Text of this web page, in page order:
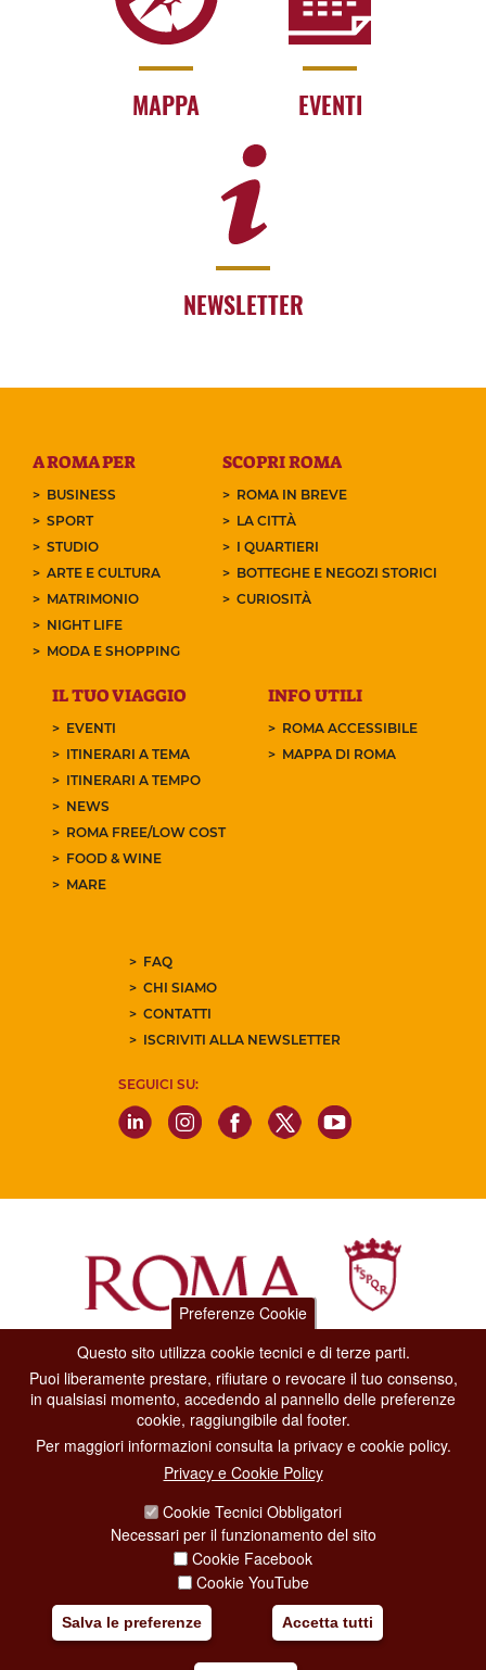
MAPPA EVENTI
NEWSLETTER
A ROMA PER
BUSINESS
SPORT
STUDIO
ARTE E CULTURA
MATRIMONIO
NIGHT LIFE
MODA E SHOPPING
SCOPRI ROMA
ROMA IN BREVE
LA CITTÀ
I QUARTIERI
BOTTEGHE E NEGOZI STORICI
CURIOSITÀ
IL TUO VIAGGIO
EVENTI
ITINERARI A TEMA
ITINERARI A TEMPO
NEWS
ROMA FREE/LOW COST
FOOD & WINE
MARE
INFO UTILI
ROMA ACCESSIBILE
MAPPA DI ROMA
FAQ
CHI SIAMO
CONTATTI
ISCRIVITI ALLA NEWSLETTER
SEGUICI SU:
Dipartimento Grandi Eventi, Sport, Turismo e Moda.
Via di San Basilio, 51
00187 Roma
CONTACT CENTER TEL. 06 06 08
CONTATTA LA REDAZIONE
SOCIAL MEDIA POLICY
Preferenze Cookie
Questo sito utilizza cookie tecnici e di terze parti.
Puoi liberamente prestare, rifiutare o revocare il tuo consenso,
in qualsiasi momento, accedendo al pannello delle preferenze
cookie, raggiungibile dal footer.
Per maggiori informazioni consulta la privacy e cookie policy.
Privacy e Cookie Policy
Cookie Tecnici Obbligatori
Necessari per il funzionamento del sito
Cookie Facebook
Cookie YouTube
Salva le preferenze Accetta tutti